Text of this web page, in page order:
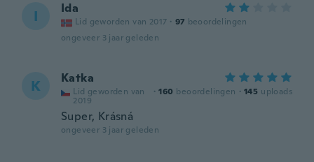
I Ida
Lid geworden van 2017 · 97 beoordelingen
ongeveer 3 jaar geleden
K Katka
Lid geworden van
2019
· 160 beoordelingen · 145 uploads
Super, Krásná
ongeveer 3 jaar geleden